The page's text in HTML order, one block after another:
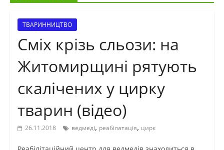
ТВАРИННИЦТВО
Сміх крізь сльози: на
Житомирщині рятують
скалічених у цирку
тварин (відео)
26.11.2018 ведмеді, реабілатація, цирк